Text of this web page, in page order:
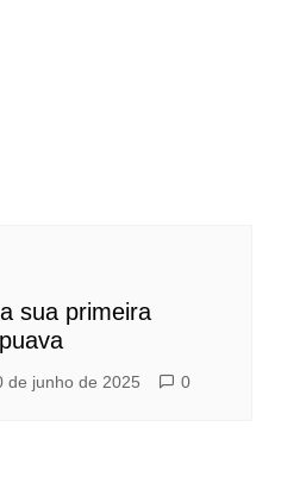
sua primeira
de junho de 2025 0